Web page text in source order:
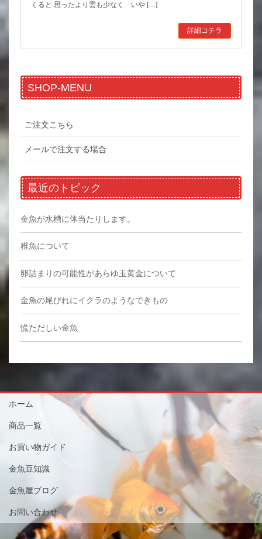
くると 思ったより雲も少なく いや […]
詳細コチラ
SHOP-MENU
ご注文こちら
メールで注文する場合
最近のトピック
金魚が水槽に体当たりします。
稚魚について
卵詰まりの可能性があらゆ玉黄金について
金魚の尾びれにイクラのようなできもの
慌ただしい金魚
ホーム
商品一覧
お買い物ガイド
金魚豆知識
金魚屋ブログ
お問い合わせ